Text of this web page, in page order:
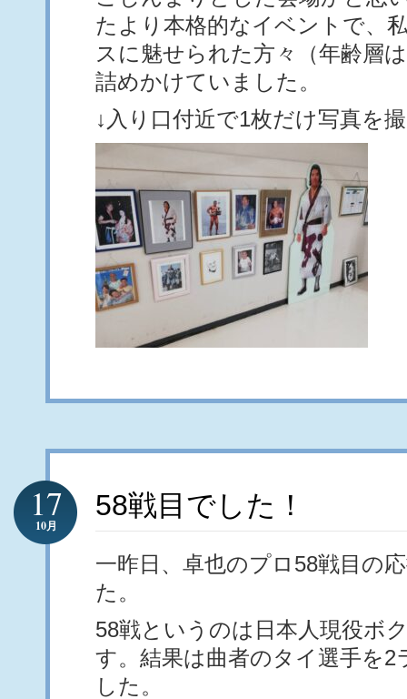
たより本格的なイベントで、
スに魅せられた方々（年齢層
詰めかけていました。
↓入り口付近で1枚だけ写真を
58戦目でした！
17
10月
一昨日、卓也のプロ58戦目の
た。
58戦というのは日本人現役ボ
す。結果は曲者のタイ選手を2
した。